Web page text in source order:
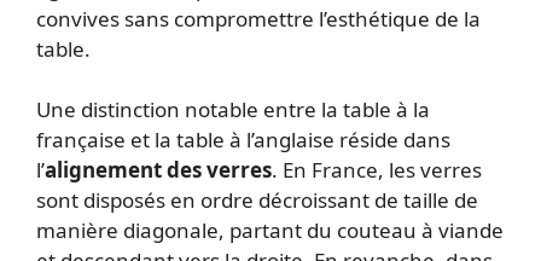
convives sans compromettre l’esthétique de la
table.
Une distinction notable entre la table à la
française et la table à l’anglaise réside dans
l’alignement des verres. En France, les verres
sont disposés en ordre décroissant de taille de
manière diagonale, partant du couteau à viande